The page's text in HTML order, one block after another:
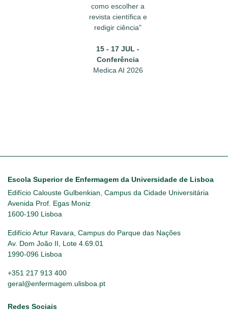
como escolher a
revista científica e
redigir ciência"
15 - 17 JUL -
Conferência
Medica AI 2026
Escola Superior de Enfermagem da Universidade de Lisboa
Edifício Calouste Gulbenkian, Campus da Cidade Universitária
Avenida Prof. Egas Moniz
1600-190 Lisboa
Edifício Artur Ravara, Campus do Parque das Nações
Av. Dom João II, Lote 4.69.01
1990-096 Lisboa
+351 217 913 400
geral@enfermagem.ulisboa.pt
Redes Sociais